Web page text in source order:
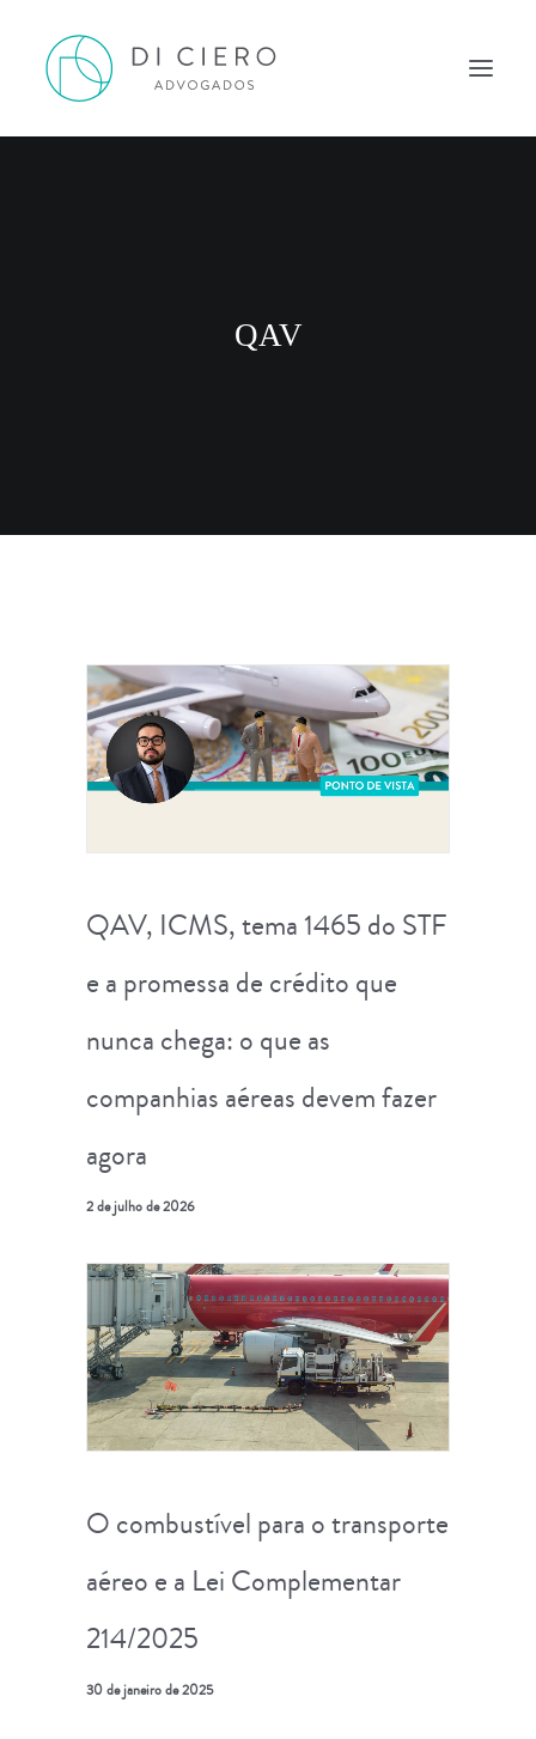
QAV
QAV, ICMS, tema 1465 do STF
e a promessa de crédito que
nunca chega: o que as
companhias aéreas devem fazer
agora
2 de julho de 2026
O combustível para o transporte
aéreo e a Lei Complementar
214/2025
30 de janeiro de 2025